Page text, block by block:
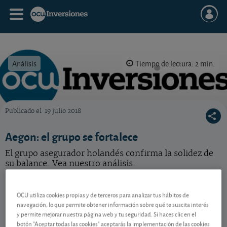
Análisis Tiempo de lectura: 2 min.
Publicado el 19 julio 2018
Aegon: el grupo se fortalece
El grupo asegurador holandés confirma la solidez de
su balance. Vea nuestro análisis.
BMG0112X1056
06/08/2026 Ámsterdam
0,032 EUR (0,39 %)
OCU utiliza cookies propias y de terceros para analizar tus hábitos de
navegación, lo que permite obtener información sobre qué te suscita interés
y permite mejorar nuestra página web y tu seguridad. Si haces clic en el
botón "Aceptar todas las cookies" aceptarás la implementación de las cookies